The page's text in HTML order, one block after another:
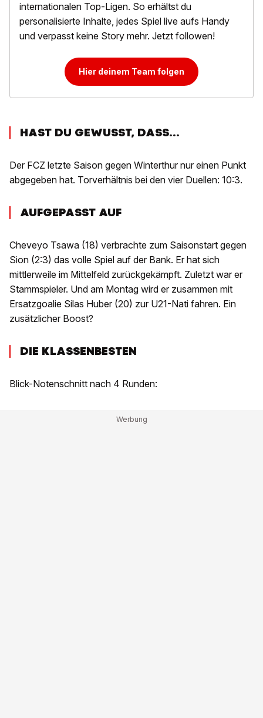
internationalen Top-Ligen. So erhältst du
personalisierte Inhalte, jedes Spiel live aufs Handy
und verpasst keine Story mehr. Jetzt followen!
Hier deinem Team folgen
HAST DU GEWUSST, DASS...
Der FCZ letzte Saison gegen Winterthur nur einen Punkt
abgegeben hat. Torverhältnis bei den vier Duellen: 10:3.
AUFGEPASST AUF
Cheveyo Tsawa (18) verbrachte zum Saisonstart gegen
Sion (2:3) das volle Spiel auf der Bank. Er hat sich
mittlerweile im Mittelfeld zurückgekämpft. Zuletzt war er
Stammspieler. Und am Montag wird er zusammen mit
Ersatzgoalie Silas Huber (20) zur U21-Nati fahren. Ein
zusätzlicher Boost?
DIE KLASSENBESTEN
Blick-Notenschnitt nach 4 Runden: